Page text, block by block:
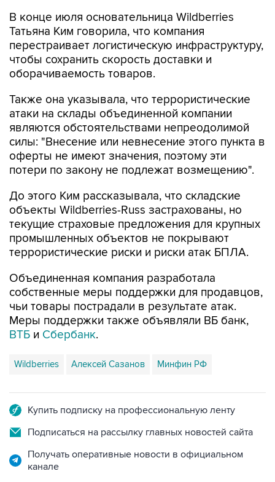
В конце июля основательница Wildberries
Татьяна Ким говорила, что компания
перестраивает логистическую инфраструктуру,
чтобы сохранить скорость доставки и
оборачиваемость товаров.
Также она указывала, что террористические
атаки на склады объединенной компании
являются обстоятельствами непреодолимой
силы: "Внесение или невнесение этого пункта в
оферты не имеют значения, поэтому эти
потери по закону не подлежат возмещению".
До этого Ким рассказывала, что складские
объекты Wildberries-Russ застрахованы, но
текущие страховые предложения для крупных
промышленных объектов не покрывают
террористические риски и риски атак БПЛА.
Объединенная компания разработала
собственные меры поддержки для продавцов,
чьи товары пострадали в результате атак.
Меры поддержки также объявляли ВБ банк,
ВТБ и Сбербанк.
Wildberries Алексей Сазанов Минфин РФ
Купить подписку на профессиональную ленту
Подписаться на рассылку главных новостей сайта
Получать оперативные новости в официальном
канале